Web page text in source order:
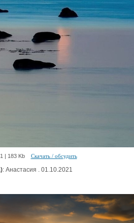
| 183 Kb Скачать / обсудить
: Анастасия . 01.10.2021